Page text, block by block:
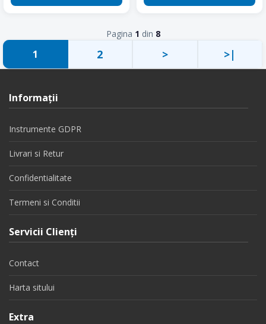
Pagina 1 din 8
1 2 > >|
Informaţii
Instrumente GDPR
Livrari si Retur
Confidentialitate
Termeni si Conditii
Servicii Clienţi
Contact
Harta sitului
Extra